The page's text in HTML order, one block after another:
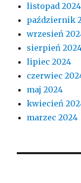
listopad 2024
październik
wrzesień
sierpień
lipiec 2024
czerwiec
maj 2024
kwiecień
marzec 2024